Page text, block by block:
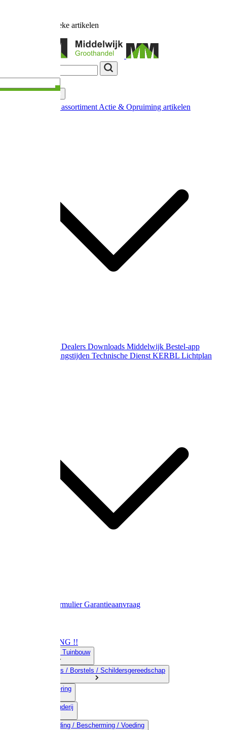
unieke artikelen
Nieuw in ons assortiment Actie & Opruiming artikelen
Dealers Downloads Middelwijk Bestel-app
Gewijzigde openingstijden Technische Dienst KERBL Lichtplan
RetourformulierGarantieaanvraag
OPRUIMING !!
01) Land-& Tuinbouw
02) Bezems / Borstels / Schildersgereedschap
03) Afrastering
04) Veehouderij
05) Bestrijding / Bescherming / Voeding